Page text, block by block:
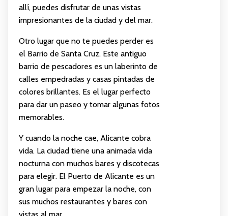
allí, puedes disfrutar de unas vistas
impresionantes de la ciudad y del mar.
Otro lugar que no te puedes perder es
el Barrio de Santa Cruz. Este antiguo
barrio de pescadores es un laberinto de
calles empedradas y casas pintadas de
colores brillantes. Es el lugar perfecto
para dar un paseo y tomar algunas fotos
memorables.
Y cuando la noche cae, Alicante cobra
vida. La ciudad tiene una animada vida
nocturna con muchos bares y discotecas
para elegir. El Puerto de Alicante es un
gran lugar para empezar la noche, con
sus muchos restaurantes y bares con